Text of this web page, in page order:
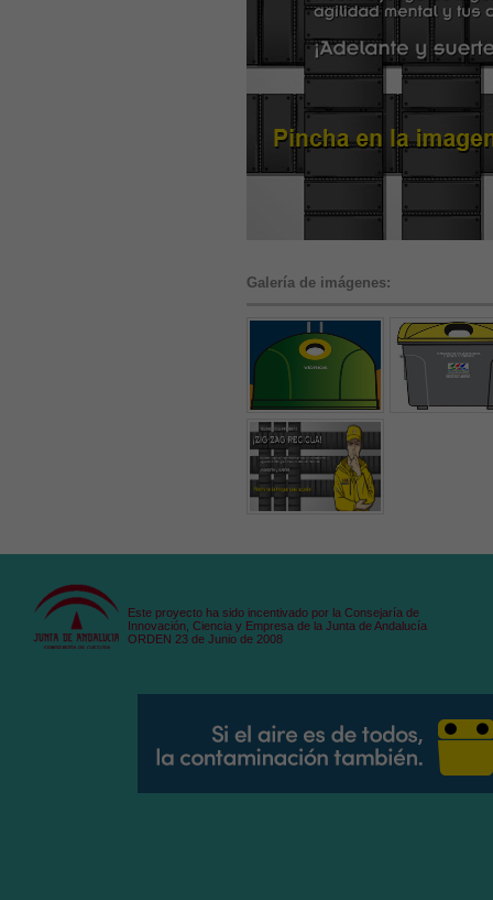
Galería de imágenes:
Este proyecto ha sido incentivado por la Consejaría de
Innovación, Ciencia y Empresa de la Junta de Andalucía
ORDEN 23 de Junio de 2008